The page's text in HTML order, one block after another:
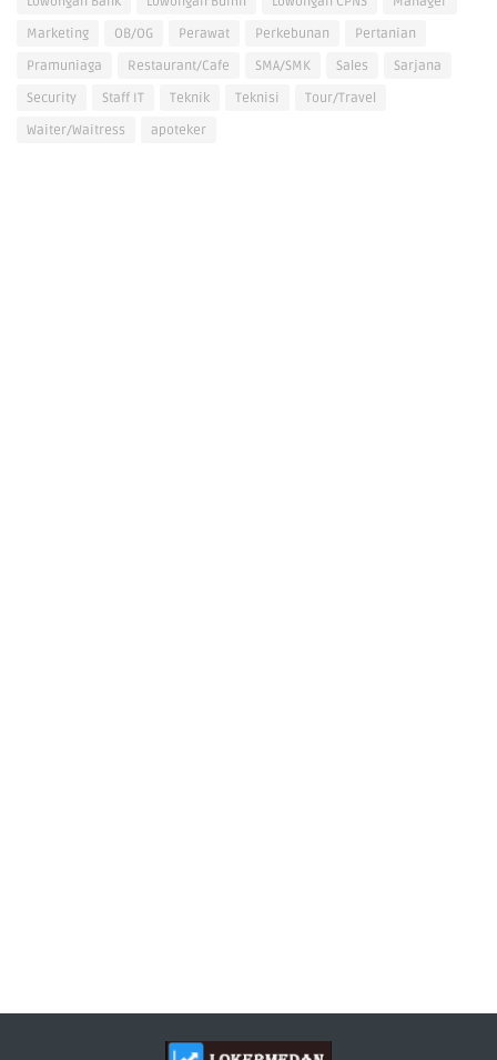
Marketing
OB/OG Perawat Perkebunan
Pertanian
Pramuniaga
Restaurant/Cafe SMA/SMK Sales
Sarjana
Security
Staff IT Teknik Teknisi
Tour/Travel
Waiter/Waitress
apoteker